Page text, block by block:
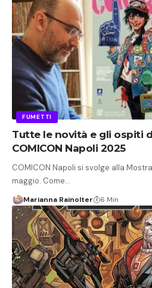
FUMETTI
Tutte le novità e gli ospiti
COMICON Napoli 2025
COMICON Napoli si svolge alla Mostra
maggio. Come…
Marianna Rainolter 6 Min